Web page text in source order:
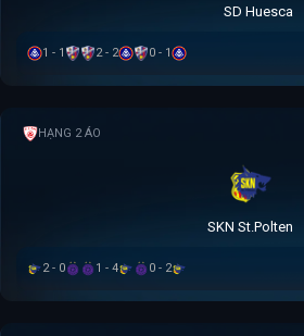
SD Huesca
1 - 1 2 - 2 0 - 1
HẠNG 2 ÁO
SKN St.Polten
2 - 0 1 - 4 0 - 2